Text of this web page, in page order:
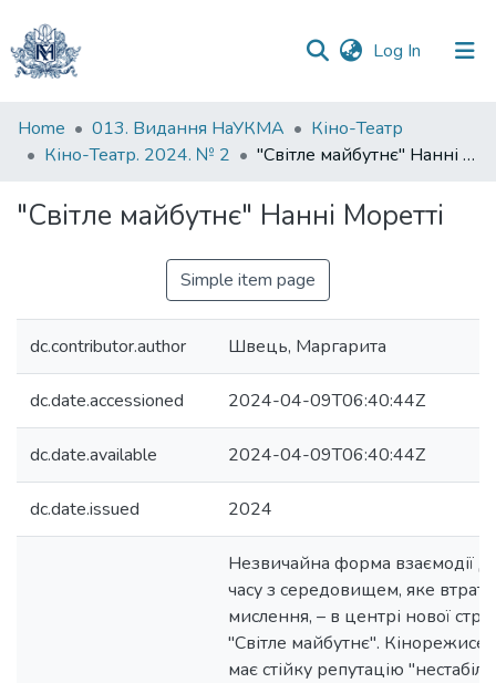
Log In (current)
Communities
&
All of DSpace
Home 013. Видання НаУКМА
Кіно-Театр
Кіно-Театр. 2024. № 2
"Світле майбутнє" Нанні Моретті
"Світле майбутнє" Нанні Моретті
Simple item page
dc.contributor.author Швець, Маргарита
dc.date.accessioned 2024-04-09T06:40:44Z
dc.date.available 2024-04-09T06:40:44Z
dc.date.issued 2024
Незвичайна форма взаємодії
часу з середовищем, яке
мислення, – в центрі нової
"Світле майбутнє".
має стійку репутацію